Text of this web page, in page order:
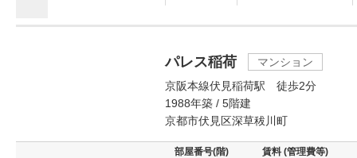
パレス稲荷
マンション
京阪本線伏見稲荷駅 徒歩2分
1988年築 / 5階建
京都市伏見区深草秡川町
部屋番号(階) 賃料 (管理費等)